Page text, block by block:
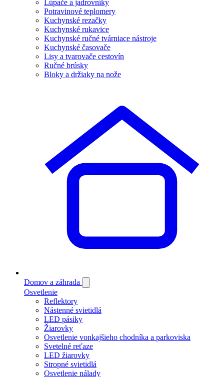
Lúpače a jadrovníky
Potravinové teplomery
Kuchynské rezačky
Kuchynské rukavice
Kuchynské ručné tvárniace nástroje
Kuchynské časovače
Lisy a tvarovače cestovín
Ručné brúsky
Bloky a držiaky na nože
Domov a záhrada
Osvetlenie
Reflektory
Nástenné svietidlá
LED pásiky
Žiarovky
Osvetlenie vonkajšieho chodníka a parkoviska
Svetelné reťaze
LED žiarovky
Stropné svietidlá
Osvetlenie nálady